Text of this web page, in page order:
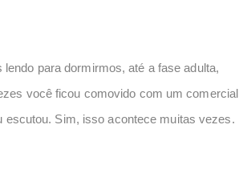
para dormirmos, até a fase adulta,
você ficou comovido com um comercial
escutou. Sim, isso acontece muitas vezes.